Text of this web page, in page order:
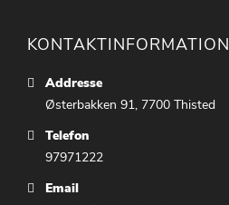
KONTAKTINFORMATION
Addresse
Østerbakken 91, 7700 Thisted
Telefon
97971222
Email